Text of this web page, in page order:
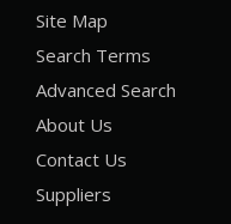
Site Map
Search Terms
Advanced Search
About Us
Contact Us
Suppliers